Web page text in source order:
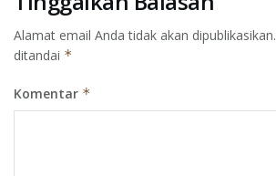
Alamat email Anda tidak akan dipublikasikan.
ditandai *
Komentar *